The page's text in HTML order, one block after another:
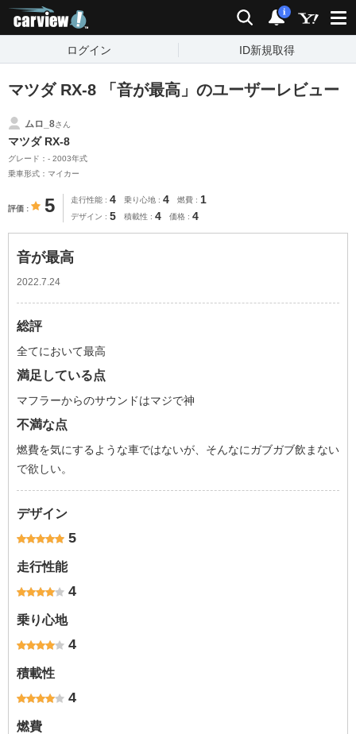
検索 通知
i
ログイン ID新規取得
マツダ RX-8 「音が最高」のユーザーレビュー
ムロ_8さん
マツダ RX-8
グレード：- 2003年式
乗車形式：マイカー
評価 5 走行性能 4 乗り心地 4 燃費 1
デザイン 5 積載性 4 価格 4
音が最高
2022.7.24
総評
全てにおいて最高
満足している点
マフラーからのサウンドはマジで神
不満な点
燃費を気にするような車ではないが、そんなにガブガブ飲まない
で欲しい。
デザイン
5
走行性能
4
乗り心地
4
積載性
4
燃費